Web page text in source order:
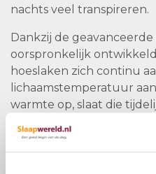
nachts veel transpireren.
Dankzij de geavanceerde
oorspronkelijk
hoeslaken zich continu
lichaamstemperatuur
warmte op, slaat die
wanneer dat nodig is. Zo
altijd aangenaam — niet